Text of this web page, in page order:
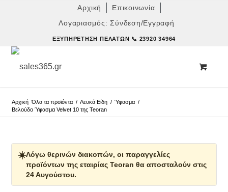
Αρχική
Επικοινωνία
Λογαριασμός: Σύνδεση/Εγγραφή
ΕΞΥΠΗΡΈΤΗΣΗ ΠΕΛΑΤΏΝ 📞 23920 34964
Αρχική Όλα τα προϊόντα / Λευκά Είδη / Ύφασμα /
Βελούδο Ύφασμα Velvet 10 της Teoran
☀️Λόγω θερινών διακοπών, οι παραγγελίες
προϊόντων της εταιρίας Teoran θα αποσταλούν στις
24 Αυγούστου.